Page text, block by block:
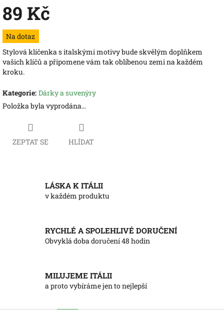
89 Kč
Měrná
cena:
Na dotaz
Stylová klíčenka s italskými motivy bude skvělým doplňkem
vašich klíčů a připomene vám tak oblíbenou zemi na každém
kroku.
Kategorie: Dárky a suvenýry
Položka byla vyprodána…
ZEPTAT SE HLÍDAT
LÁSKA K ITÁLII
v každém produktu
RYCHLÉ A SPOLEHLIVÉ DORUČENÍ
Obvyklá doba doručení 48 hodin
MILUJEME ITÁLII
a proto vybíráme jen to nejlepší